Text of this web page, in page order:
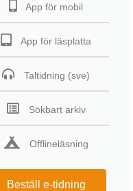
App för mobil
App för läsplatta
Taltidning (sve)
Sökbart arkiv
Offlineläsning
Beställ e-tidning